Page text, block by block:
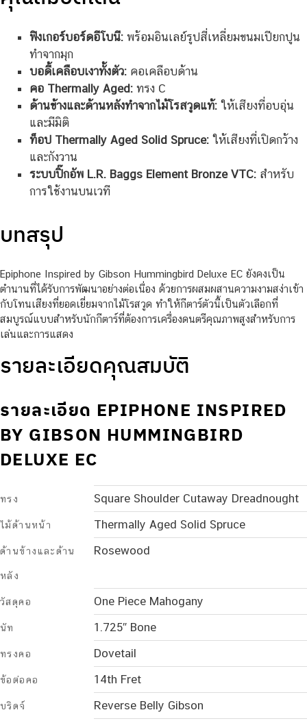
ฟิงเกอร์บอร์ดอีโบนี:พร้อมอินเลย์รูปสี่เหลี่ยมขนมเปียกปูน
ทำจากมุก
บอดี้เคลือบเงาทั้งตัว:คอเคลือบด้าน
คอ Thermally Aged:ทรง C
ด้านข้างและด้านหลังทำจากไม้โรสวูดแท้:ให้เสียงที่อบอุ่น
และมีมิติ
ท็อป Thermally Aged Solid Spruce:ให้เสียงที่เปิดกว้าง
และกังวาน
ระบบปิ๊กอัพ L.R. Baggs Element Bronze VTC:สำหรับ
การใช้งานบนเวที
บทสรุป
Epiphone Inspired by Gibson Hummingbird Deluxe EC ยังคงเป็น
ตำนานที่ได้รับการพัฒนาอย่างต่อเนื่อง ด้วยการผสมผสานความงามสง่าเข้า
กับโทนเสียงที่ยอดเยี่ยมจากไม้โรสวูด ทำให้กีตาร์ตัวนี้เป็นตัวเลือกที่
สมบูรณ์แบบสำหรับนักกีตาร์ที่ต้องการเครื่องดนตรีคุณภาพสูงสำหรับการ
เล่นและการแสดง
รายละเอียดคุณสมบัติ
รายละเอียด EPIPHONE INSPIRED
BY GIBSON HUMMINGBIRD
DELUXE EC
ทรง Square Shoulder Cutaway Dreadnought
ไม้ด้านหน้า Thermally Aged Solid Spruce
ด้านข้างและด้าน
หลัง
Rosewood
วัสดุคอ One Piece Mahogany
นัท 1.725″ Bone
ทรงคอ Dovetail
ข้อต่อคอ 14th Fret
บริดจ์ Reverse Belly Gibson